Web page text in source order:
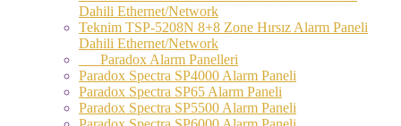
Dahili Ethernet/Network
Teknim TSP-5208N 8+8 Zone Hırsız Alarm Paneli
Dahili Ethernet/Network
Paradox Alarm Panelleri
Paradox Spectra SP4000 Alarm Paneli
Paradox Spectra SP65 Alarm Paneli
Paradox Spectra SP5500 Alarm Paneli